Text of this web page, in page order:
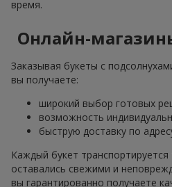
время.
Онлайн-
Заказывая букеты с
вы получаете:
широкий выбор готовых
возможность
быструю доставку по
Каждый букет
оставались свежими и
вы гарантированно получаете